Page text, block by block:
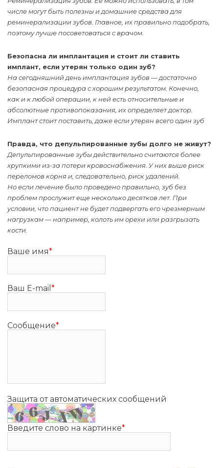
числе могут быть полезны и домашние средства для
реминерализации зубов. Главное, их правильно подобрать,
поэтому лучше посоветоваться с врачом.
Безопасна ли имплантация и стоит ли ставить
имплант, если утерян только один зуб?
На сегодняшний день имплантация зубов — достаточно
безопасная процедура с хорошим результатом. Конечно,
как и к любой операции, к ней есть относительные и
абсолютные противопоказания, их определяет доктор.
Имплант стоит поставить, даже если утерян всего один зуб
Правда, что депульпированные зубы долго не живут?
Депульпированные зубы действительно считаются более
хрупкими из-за потери кровоснабжения. У них выше риск
переломов корня и, следовательно, риск удалений.
Но если лечение было проведено правильно, зуб без
проблем прослужит еще несколько десятков лет. При
условии, что пациент не будет подвергать его чрезмерным
нагрузкам — например, колоть им орехи или разгрызать
кости.
Ваше имя*
Ваш E-mail *
Сообщение*
Защита от автоматических сообщений
Введите слово на картинке*